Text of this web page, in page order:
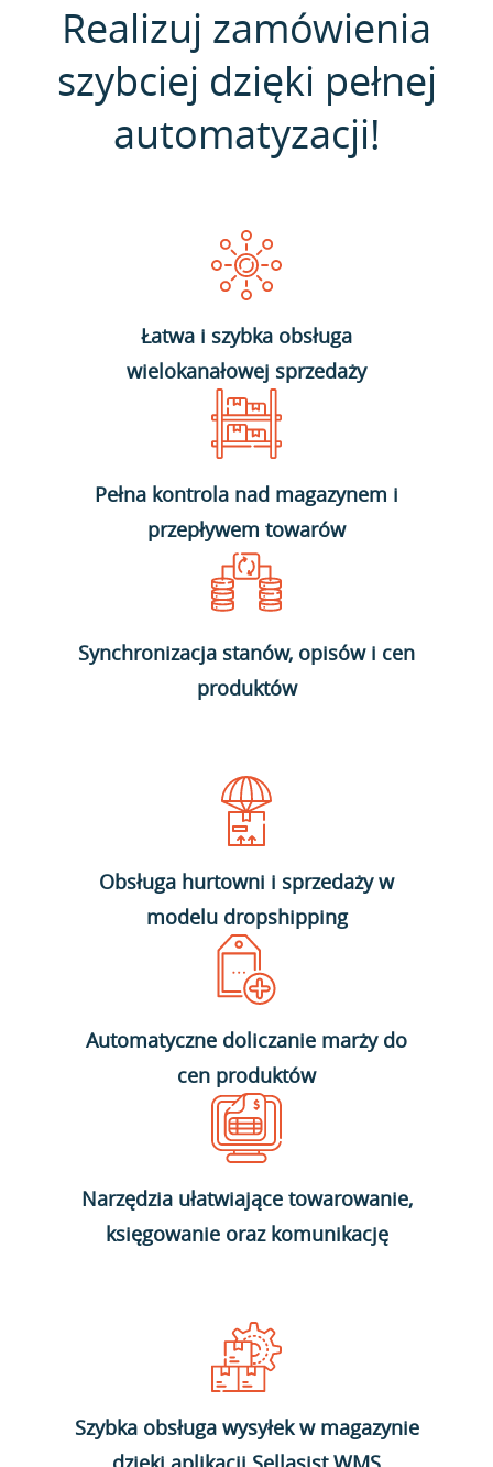
Realizuj zamówienia
szybciej dzięki pełnej
automatyzacji!
Łatwa i szybka obsługa
wielokanałowej sprzedaży
Pełna kontrola nad magazynem i
przepływem towarów
Synchronizacja stanów, opisów i cen
produktów
Obsługa hurtowni i sprzedaży w
modelu dropshipping
Automatyczne doliczanie marży do
cen produktów
Narzędzia ułatwiające towarowanie,
księgowanie oraz komunikację
Szybka obsługa wysyłek w magazynie